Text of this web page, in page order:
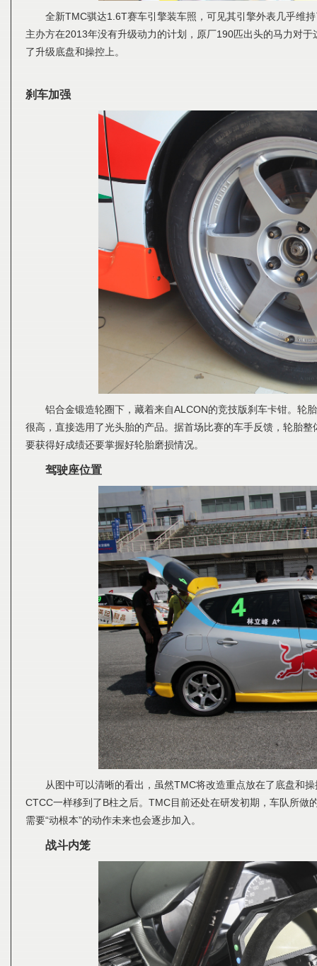
全新TMC骐达1.6T赛车引擎装车照，可见其引擎外表几乎维
主办方在2013年没有升级动力的计划，原厂190匹出头的马力对
了升级底盘和操控上。
刹车加强
铝合金锻造轮圈下，藏着来自ALCON的竞技版刹车卡钳。轮
很高，直接选用了光头胎的产品。据首场比赛的车手反馈，轮胎
要获得好成绩还要掌握好轮胎磨损情况。
驾驶座位置
从图中可以清晰的看出，虽然TMC将改造重点放在了底盘和
CTCC一样移到了B柱之后。TMC目前还处在研发初期，车队所
需要“动根本”的动作未来也会逐步加入。
战斗内笼